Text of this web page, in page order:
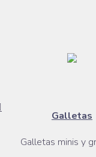
Galletas
Galletas minis y